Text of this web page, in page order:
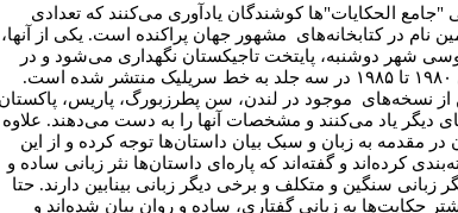
الحکایات"‌ها کوشندگان یادآوری می‌کنند که تعدادی
نام در کتابخانه‌های مشهور جهان پراکنده است. یکی از آنها،
شهر دوشنبه، پایتخت تاجیکستان نگهداری می‌شود و در
فاصلۀ سال‌های ۱۹۸۰ تا ۱۹۸۵ در سه جلد به خط سریلیک منتشر شده است.
از نسخه‌های موجود در لندن، سن پطرزبورگ، پاریس،
دیگر یاد می‌کنند و مشخصات آنها را به دست می‌دهند. علاوه
در مقدمه به زبان و سبک بیان داستان‌ها توجه کرده و از این
کرده‌اند و گفته‌اند که پاره‌ای داستان‌ها نثر زبانی ساده و
زبانی سنگین و متکلف و برخی دیگر زبانی بینابین دارند. حتا
حکایت‌ها به زبانی گفتاری، ساده و روان بیان شده‌اند و